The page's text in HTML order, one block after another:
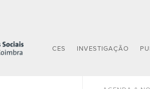
CES INVESTIGAÇÃO